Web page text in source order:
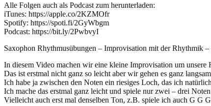
Alle Folgen auch als Podcast zum herunterladen:
iTunes: https://apple.co/2KZMOfr
Spotify: https://spoti.fi/2GyWbgm
Podcast: https://bit.ly/2PwbvyI
Saxophon Rhythmusübungen – Improvisation mit der Rhythmik
In diesem Video machen wir eine kleine Improvisation um unsere
Das ist erstmal nicht ganz so leicht aber wir gehen es ganz
Ich habe ja zwischen den Noten ein riesiges Loch, das ich
Ich mache das erstmal ganz leicht und spiele nur zwei – drei
Vielleicht auch erst mal denselben Ton, z.B. spiele ich auch G G